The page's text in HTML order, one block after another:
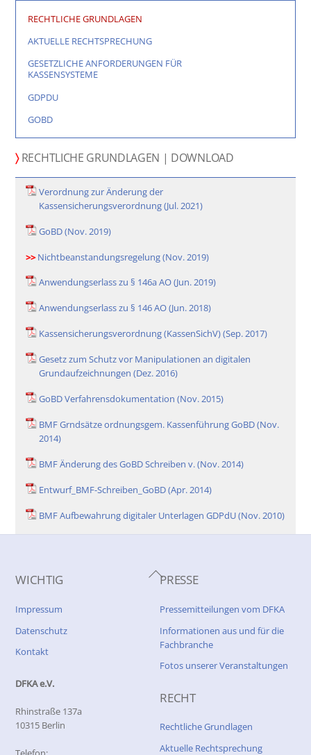
RECHTLICHE GRUNDLAGEN
AKTUELLE RECHTSPRECHUNG
GESETZLICHE ANFORDERUNGEN FÜR
KASSENSYSTEME
GDPDU
GOBD
〉RECHTLICHE GRUNDLAGEN | DOWNLOAD
Verordnung zur Änderung der
Kassensicherungsverordnung (Jul. 2021)
GoBD (Nov. 2019)
>>Nichtbeanstandungsregelung (Nov. 2019)
Anwendungserlass zu § 146a AO (Jun. 2019)
Anwendungserlass zu § 146 AO (Jun. 2018)
Kassensicherungsverordnung (KassenSichV) (Sep. 2017)
Gesetz zum Schutz vor Manipulationen an digitalen
Grundaufzeichnungen (Dez. 2016)
GoBD Verfahrensdokumentation (Nov. 2015)
BMF Grndsätze ordnungsgem. Kassenführung GoBD (Nov.
2014)
BMF Änderung des GoBD Schreiben v. (Nov. 2014)
Entwurf_BMF-Schreiben_GoBD (Apr. 2014)
BMF Aufbewahrung digitaler Unterlagen GDPdU (Nov. 2010)
Back
To
WICHTIG
Impressum
Datenschutz
Kontakt
DFKA e.V.
Rhinstraße 137a
10315 Berlin
PRESSE
Pressemitteilungen vom DFKA
Informationen aus und für die
Fachbranche
Fotos unserer Veranstaltungen
RECHT
Rechtliche Grundlagen
Aktuelle Rechtsprechung